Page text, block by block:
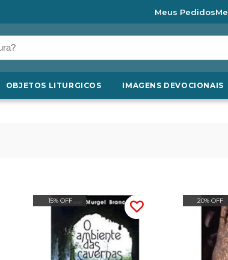
Meus Pedidos
OBJETOS LITURGICOS IMAGENS DEVOCIONAIS
15% OFF 20% OFF